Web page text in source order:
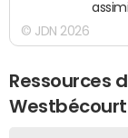
© JDN 2026
Ressources